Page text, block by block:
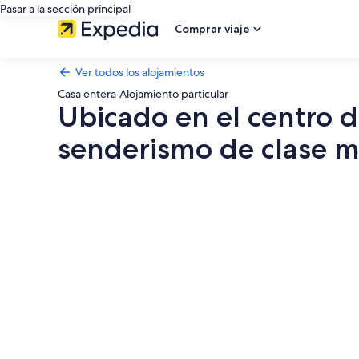
Pasar a la sección principal
Comprar viaje
Ver todos los alojamientos
Casa entera·Alojamiento particular
Ubicado en el centro
senderismo de clase